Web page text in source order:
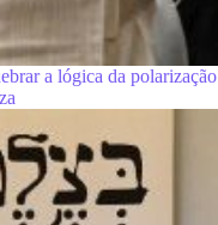
a lógica da polarização